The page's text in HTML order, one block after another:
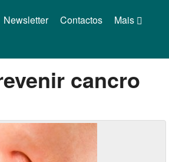
Mais
Newsletter Contactos
cancro